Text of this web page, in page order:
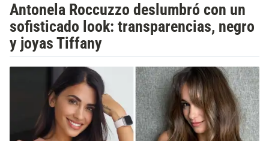
Antonela Roccuzzo deslumbró con un
sofisticado look: transparencias, negro
y joyas Tiffany